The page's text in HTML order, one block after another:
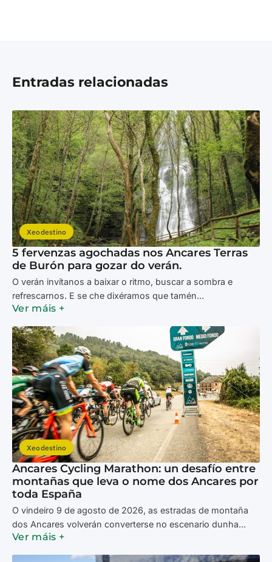
Entradas relacionadas
Xeodestino
5 fervenzas agochadas nos Ancares Terras
de Burón para gozar do verán.
O verán invítanos a baixar o ritmo, buscar a sombra e
refrescarnos. E se che dixéramos que tamén...
Ver máis +
Xeodestino
Ancares Cycling Marathon: un desafío entre
montañas que leva o nome dos Ancares por
toda España
O vindeiro 9 de agosto de 2026, as estradas de montaña
dos Ancares volverán converterse no escenario dunha...
Ver máis +